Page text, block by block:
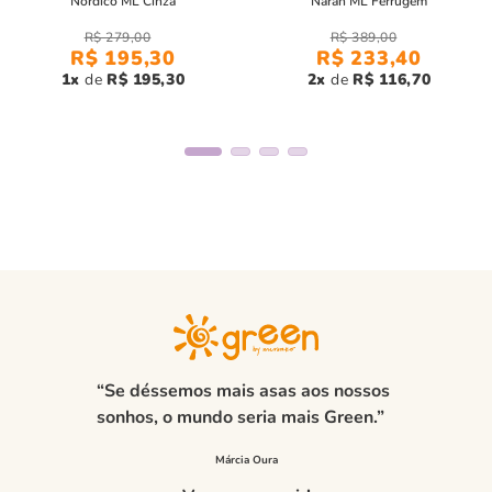
Durabilidade:
Malha mais pesada, proporcionando
resistência e estrutura.
estará confortável e estiloso, pronto para aproveitar o verão.
R$ 279,00
R$ 195,30
1 R$ 195,30
R$ 389,00
R$ 233,40
2 R$ 116,70
“Se déssemos mais asas aos nossos
sonhos, o mundo seria mais Green.”